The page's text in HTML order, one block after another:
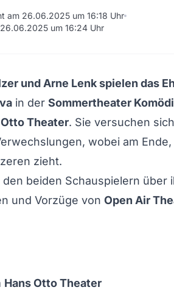
am 26.06.2025 um 16:18 Uhr
um 16:24 Uhr
und Arne Lenk spielen das
in der Sommertheater
Otto Theater. Sie versuchen
wobei am
zieht.
beiden Schauspielern über
und Vorzüge von Open Air
Hans Otto Theater